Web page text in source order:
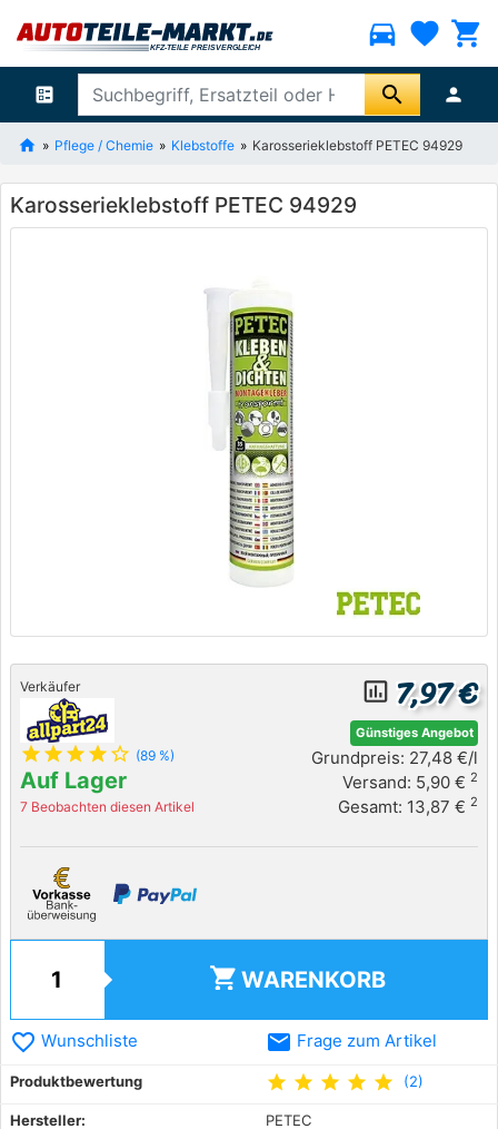
directions_car favorite shopping_cart
ballot search person
Pflege / Chemie Klebstoffe Karosserieklebstoff PETEC 94929
Karosserieklebstoff PETEC 94929
Verkäufer
star star star star star_outline (89 %)
Auf Lager
7 Beobachten diesen Artikel
insert_chart_outlined 7,97 €
Günstiges Angebot
Grundpreis: 27,48 €/l
Versand: 5,90 € 2
Gesamt: 13,87 € 2
shopping_cart WARENKORB
favorite_border Wunschliste email Frage zum Artikel
Produktbewertung star star star star star (2)
Hersteller:
PETEC